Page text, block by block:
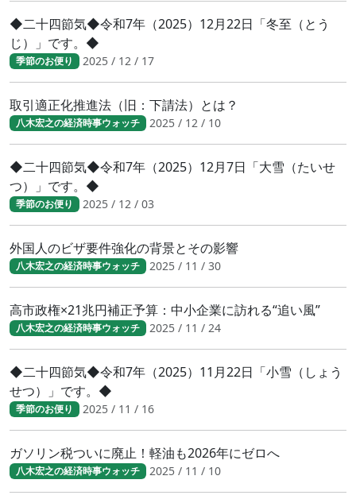
◆二十四節気◆令和7年（2025）12月22日「冬至（とう
じ）」です。◆
季節のお便り 2025 / 12 / 17
取引適正化推進法（旧：下請法）とは？
八木宏之の経済時事ウォッチ 2025 / 12 / 10
◆二十四節気◆令和7年（2025）12月7日「大雪（たいせ
つ）」です。◆
季節のお便り 2025 / 12 / 03
外国人のビザ要件強化の背景とその影響
八木宏之の経済時事ウォッチ 2025 / 11 / 30
高市政権×21兆円補正予算：中小企業に訪れる“追い風”
八木宏之の経済時事ウォッチ 2025 / 11 / 24
◆二十四節気◆令和7年（2025）11月22日「小雪（しょう
せつ）」です。◆
季節のお便り 2025 / 11 / 16
ガソリン税ついに廃止！軽油も2026年にゼロへ
八木宏之の経済時事ウォッチ 2025 / 11 / 10